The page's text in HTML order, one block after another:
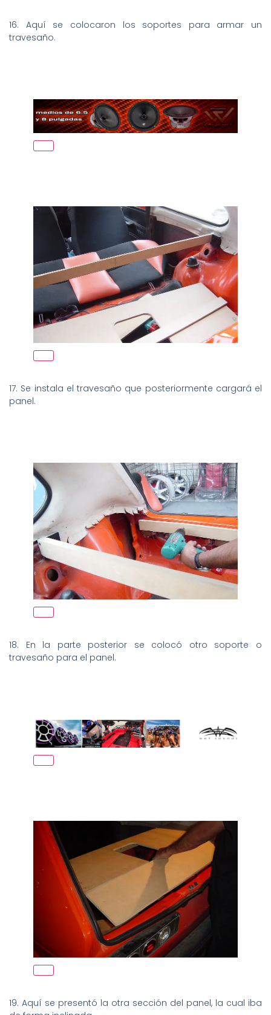
16. Aquí se colocaron los soportes para armar un
travesaño.
17. Se instala el travesaño que posteriormente cargará el
panel.
18. En la parte posterior se colocó otro soporte o
travesaño para el panel.
19. Aquí se presentó la otra sección del panel, la cual iba